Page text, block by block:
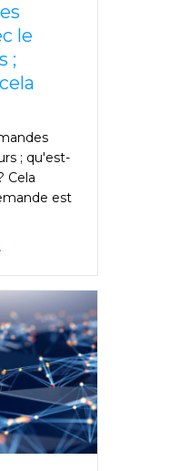
le
;
; qu'est-
Cela
est